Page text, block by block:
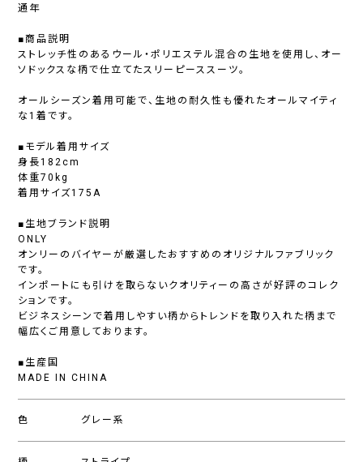
通年
■商品説明
ストレッチ性のあるウール・ポリエステル混合の生地を使用し、オー
ソドックスな柄で仕立てたスリーピーススーツ。
オールシーズン着用可能で、生地の耐久性も優れたオールマイティ
な1着です。
■モデル着用サイズ
身長182cm
体重70kg
着用サイズ175A
■生地ブランド説明
ONLY
オンリーのバイヤーが厳選したおすすめのオリジナルファブリック
です。
インポートにも引けを取らないクオリティーの高さが好評のコレク
ションです。
ビジネスシーンで着用しやすい柄からトレンドを取り入れた柄まで
幅広くご用意しております。
■生産国
MADE IN CHINA
色 グレー系